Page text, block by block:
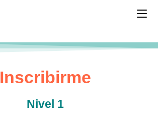
Inscribirme
Nivel 1